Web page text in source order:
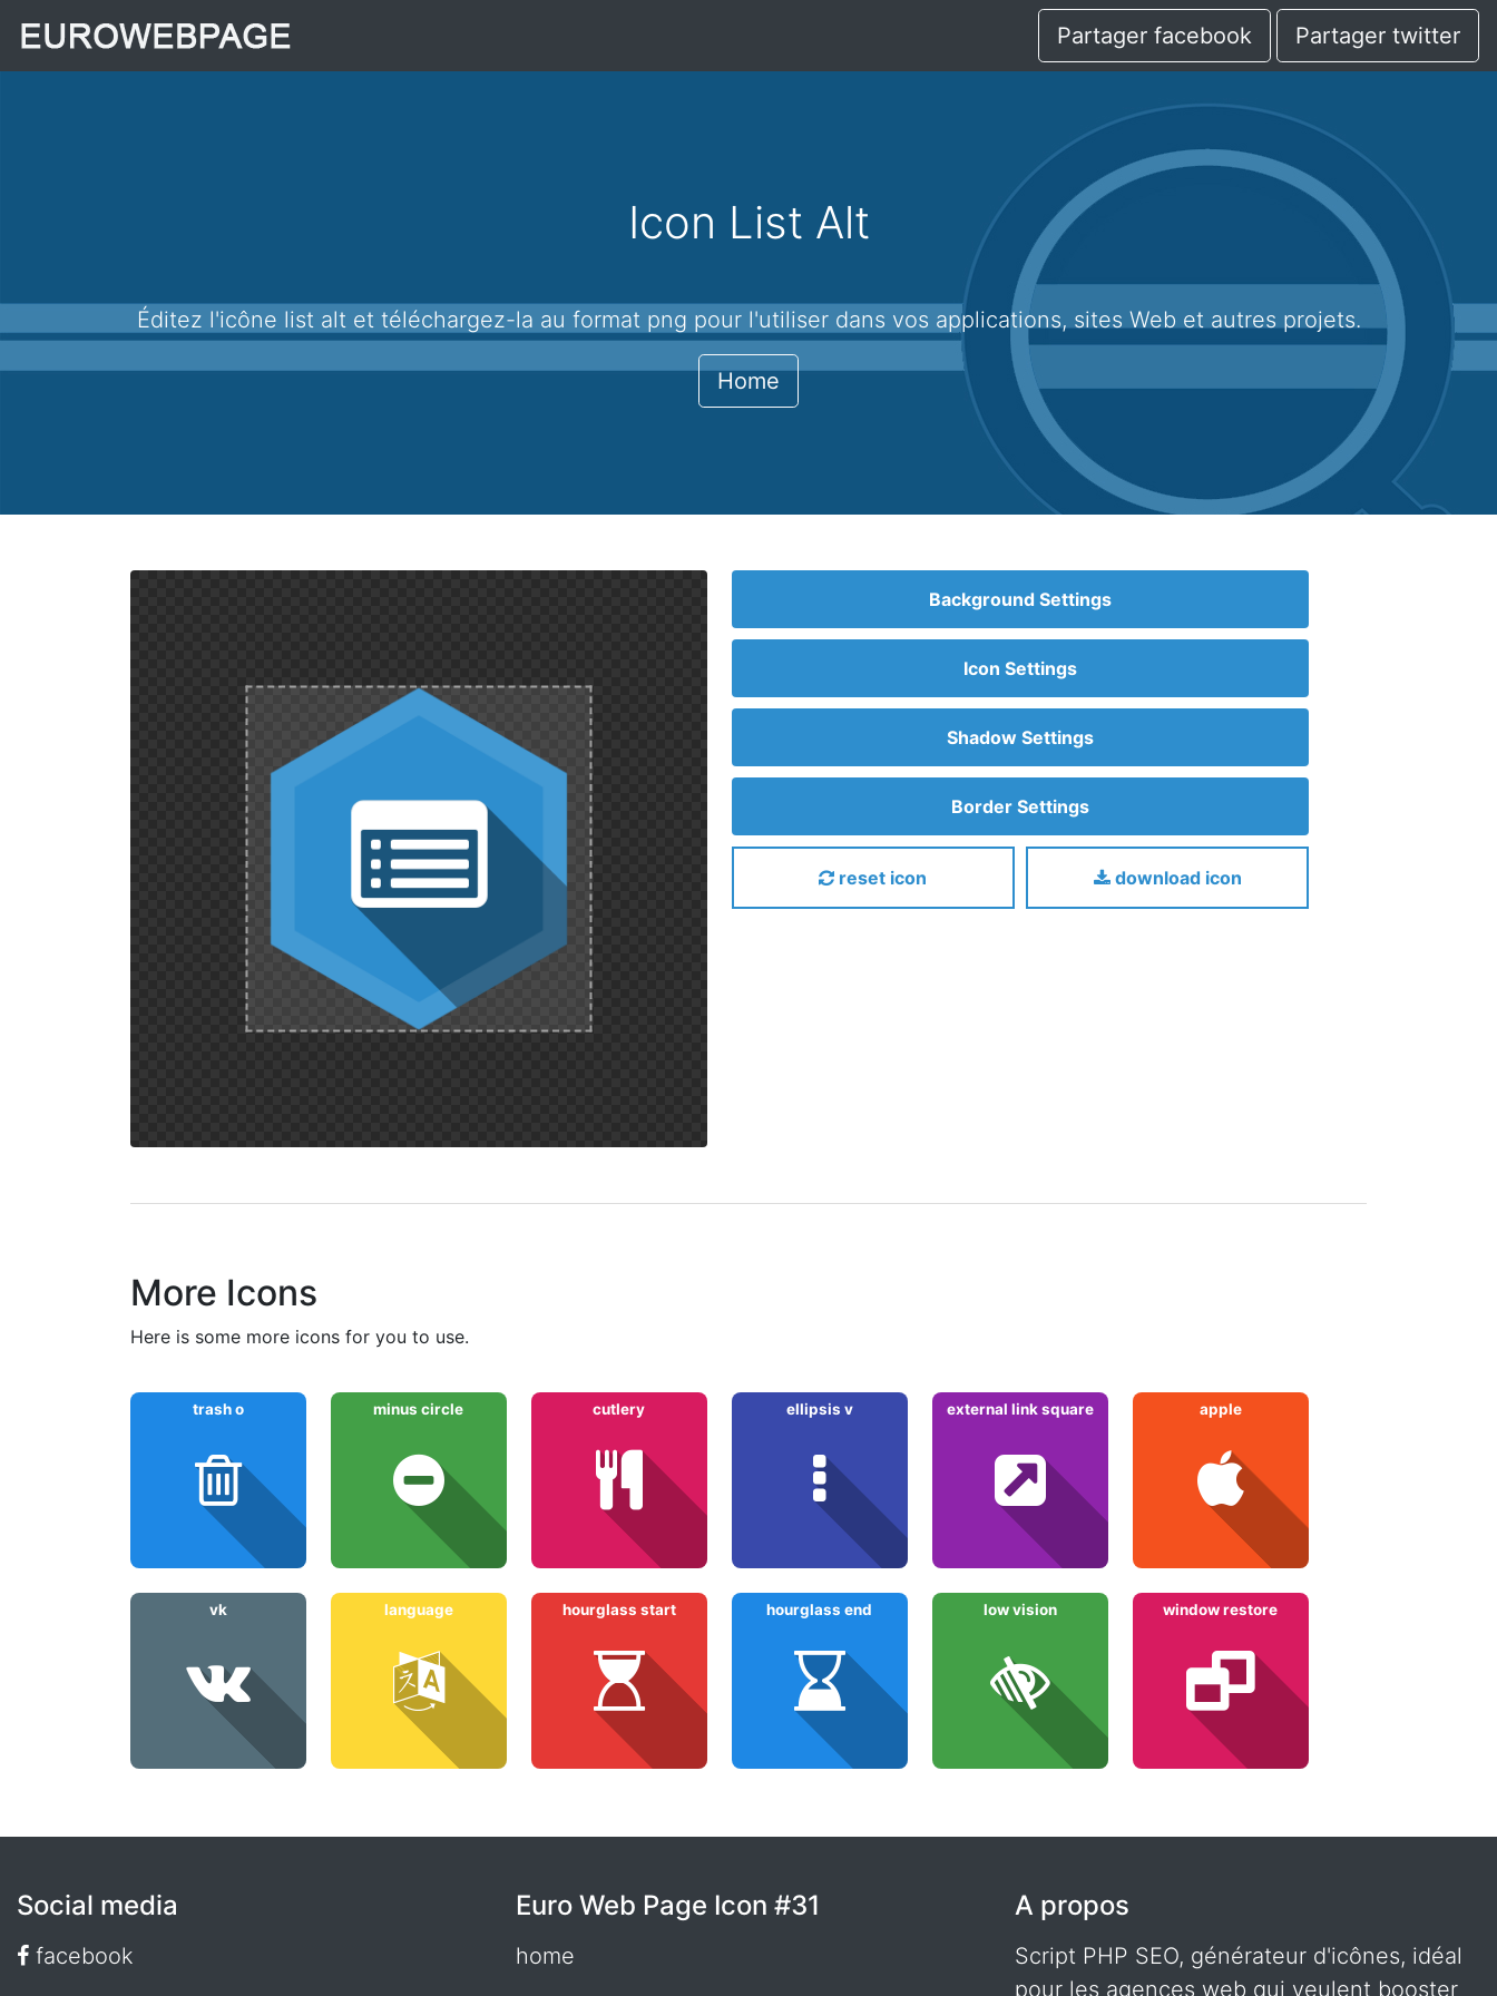
Partager facebook Partager twitter
Icon List Alt
Éditez l'icône list alt et téléchargez-la au format png pour l'utiliser dans vos applications, sites Web et autres projets.
Home
Background Settings
Icon Settings
Shadow Settings
Border Settings
reset icon download icon
More Icons
here is some more icons for you to use.
trash o minus circle cutlery ellipsis v external link square apple
vk language hourglass start hourglass end low vision window restore
Social media
facebook
Euro Web Page Icon #31
home
A propos
Script PHP SEO, générateur d'icônes, idéal
pour les agences web qui veulent booster